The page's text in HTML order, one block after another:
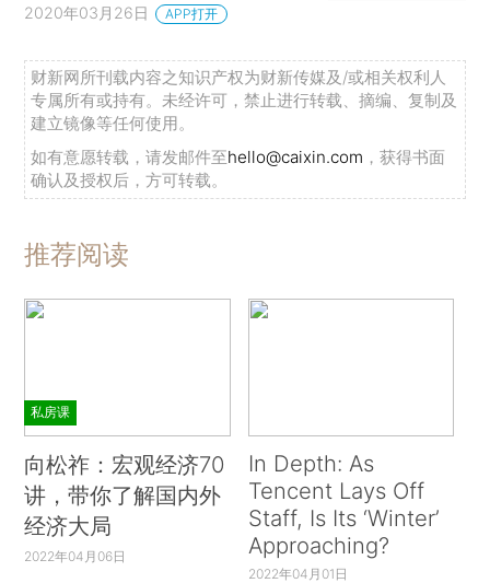
2020年03月26日 APP打开
财新网所刊载内容之知识产权为财新传媒及/或相关权利人
专属所有或持有。未经许可，禁止进行转载、摘编、复制及
建立镜像等任何使用。
如有意愿转载，请发邮件至hello@caixin.com ，获得书面
确认及授权后，方可转载。
推荐阅读
私房课
向松祚：宏观经济70
讲，带你了解国内外
经济大局
2022年04月06日
In Depth: As
Tencent Lays Off
Staff, Is Its ‘Winter’
Approaching?
2022年04月01日